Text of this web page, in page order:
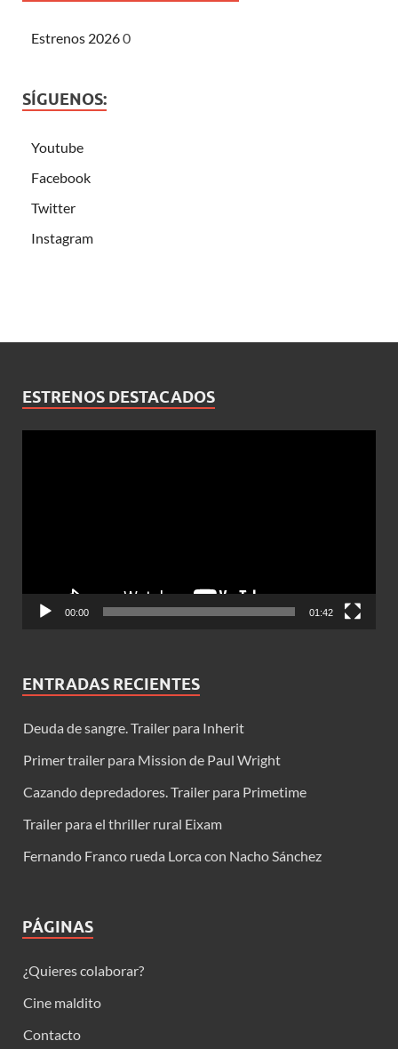
Estrenos 20260
SÍGUENOS:
Youtube
Facebook
Twitter
Instagram
ESTRENOS DESTACADOS
00:00 01:42
ENTRADAS RECIENTES
Deuda de sangre. Trailer para Inherit
Primer trailer para Mission de Paul Wright
Cazando depredadores. Trailer para Primetime
Trailer para el thriller rural Eixam
Fernando Franco rueda Lorca con Nacho Sánchez
PÁGINAS
¿Quieres colaborar?
Cine maldito
Contacto